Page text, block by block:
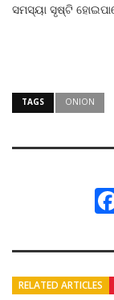
ସମସ୍ୟା ସୃଷ୍ଟି
TAGS ONION
RELATED ARTICLES